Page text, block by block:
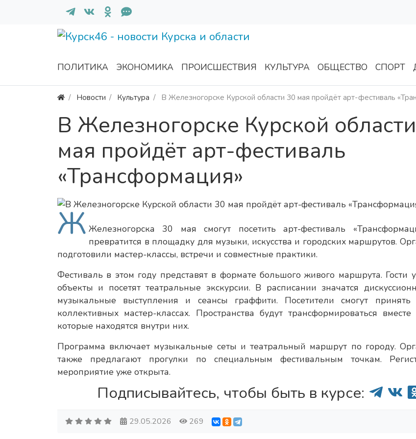
ПОЛИТИКА ЭКОНОМИКА ПРОИСШЕСТВИЯ КУЛЬТУРА ОБЩЕСТВО СПОРТ
Новости Культура В Железногорске Курской области 30 мая пройдёт арт-фестиваль
В Железногорске Курской
мая пройдёт арт-фестиваль
«Трансформация»
Ж Железногорска 30 мая смогут посетить арт-фестиваль
превратится в площадку для музыки, искусства и городских маршрутов.
подготовили мастер-классы, встречи и совместные практики.
Фестиваль в этом году представят в формате большого живого маршрута. Гости
объекты и посетят театральные экскурсии. В расписании значатся
музыкальные выступления и сеансы граффити. Посетители смогут принять
коллективных мастер-классах. Пространства будут трансформироваться
которые находятся внутри них.
Программа включает музыкальные сеты и театральный маршрут по городу.
также предлагают прогулки по специальным фестивальным точкам.
мероприятие уже открыта.
Подписывайтесь, чтобы быть в курсе:
29.05.2026 269